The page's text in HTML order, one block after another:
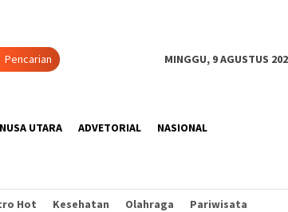
Pencarian
MINGGU, 9 AGUSTUS
NUSA UTARA ADVETORIAL NASIONAL
Hot Kesehatan Olahraga
Pariwisata